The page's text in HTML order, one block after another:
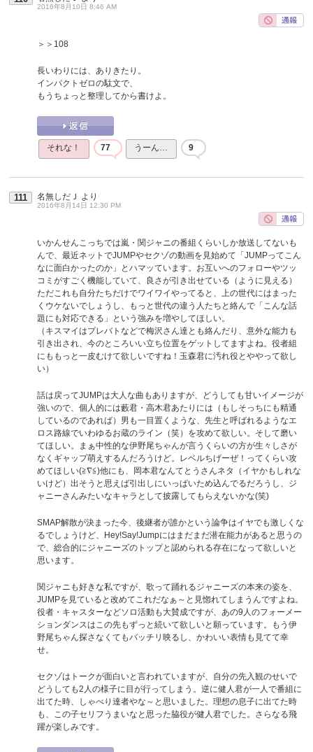
2016年8月10日 8:46 AM
＞＞108
長いわりには、ありきたり。
インパクトゼロの駄文で、
もうちょっと整理してから書けよ。
それな！ 77 うーん… 9
111 名無しだＪ より
2016年8月14日 12:30 PM
いかんせんこっちでは嵐・関ジャニの番組くらいしか放送してないも
んで、最近ネットでJUMPやセクゾの動画を見始めて「JUMPってこん
なに面白かったのか」とハマッています。お互いへのフォローやツッ
コミがすごく機能していて、良さが引き出せている（ように見える）
ただこれも自分たちだけでワイワイやってると、上の世代にはまった
くウケないでしょうし、もっと世代の違う人たちと絡んで「こんな話
題にも対応できる」という強みを増やしてほしい。
（キスマイはプレバトなどで梅沢さん達とも絡んだり、意外な能力も
引き出され、今のところいい立ち位置をゲットしてますよね。役者組
にももっと一皮むけて欲しいですね！玉森君に汚れ役とややって欲し
い）
話は戻ってJUMPは大人な曲もありますが、どうしても甘いイメージが
強いので、個人的には藪君・高木君あたりには（もしそっちにも精通
しているのであれば）男も一目置くような、先生と呼ばれるようなエ
ロス路線でいわゆるお蔵のライン（笑）を攻めて欲しい。そして磨い
てほしい。まぁ中性的な伊野尾ちゃんが言うくらいの方が生々しさが
なくギャップ萌えするんだろうけど。レベルちげーぜ！ってくらい攻
めてほしい(≧∇≦)他にも、岡本君なんてとうさんネタ（イヤかもしれな
いけど）出そうと思えば引出しにいっぱいため込んでるだろうし、ジ
ャニーさんみたいなキャラとして披露してもらえないかな(笑)
SMAP解散が決まった今、後継者が誰かという論争はイヤでも激しくな
るでしょうけど、Hey!Say!Jumpにはまだまだ潜在能力があると思うの
で、総合的にジャニーズのトップと認められる存在になって欲しいと
思います。
関ジャニも好きな私ですが、歌って踊れるジャニーズの本来の姿を、
JUMPを見ていると改めてこれだなぁ～と見惚れてしまうんですよね。
役者・キャスターなどソロ活動も大賛成ですが、あの9人のフォーメー
ションダンスはこの先もずっと続いて欲しいと願っています。もう伊
野尾ちゃん探さなくてもバッチリ映るし、かわいい表情も見てて幸
せ。
セクゾはトークが面白いと言われていますが、自分の先入観のせいで
どうしても2人の様子に目が行ってしまう。逆に健人君が一人で番組に
出てた時、しゃべり達者やな～と思いました。理想の息子に出てた時
も、この子セリフうまいなと思った脇役が健人君でした。さらなる飛
躍が楽しみです。